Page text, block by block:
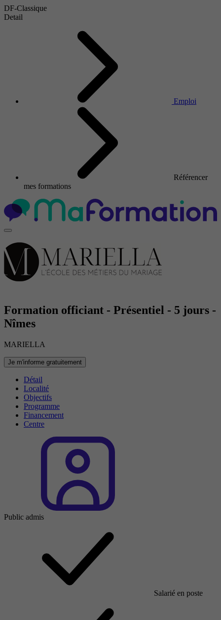
DF-Classique
Detail
Emploi
Référencer
mes formations
Formation officiant - Présentiel - 5 jours -
Nîmes
MARIELLA
Je m'informe gratuitement
Détail
Localité
Objectifs
Programme
Financement
Centre
Public admis
Salarié en poste